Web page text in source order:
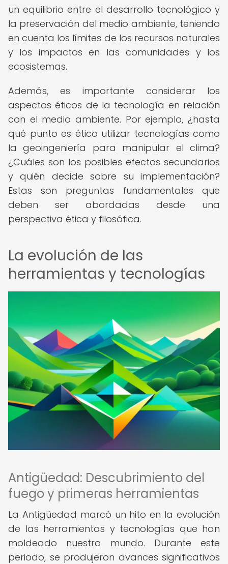
un equilibrio entre el desarrollo tecnológico y
la preservación del medio ambiente, teniendo
en cuenta los límites de los recursos naturales
y los impactos en las comunidades y los
ecosistemas.
Además, es importante considerar los
aspectos éticos de la tecnología en relación
con el medio ambiente. Por ejemplo, ¿hasta
qué punto es ético utilizar tecnologías como
la geoingeniería para manipular el clima?
¿Cuáles son los posibles efectos secundarios
y quién decide sobre su implementación?
Estas son preguntas fundamentales que
deben ser abordadas desde una
perspectiva ética y filosófica.
La evolución de las
herramientas y tecnologías
Antigüedad: Descubrimiento del
fuego y primeras herramientas
La Antigüedad marcó un hito en la evolución
de las herramientas y tecnologías que han
moldeado nuestro mundo. Durante este
periodo, se produjeron avances significativos